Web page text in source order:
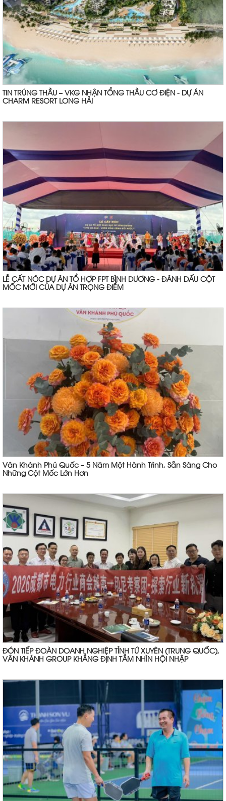
TIN TRÚNG THẦU – VKG NHẬN TỔNG THẦU CƠ ĐIỆN - DỰ ÁN
CHARM RESORT LONG HẢI
LỄ CẤT NÓC DỰ ÁN TỔ HỢP FPT BÌNH DƯƠNG - ĐÁNH DẤU CỘT
MỐC MỚI CỦA DỰ ÁN TRỌNG ĐIỂM
Vân Khánh Phú Quốc – 5 Năm Một Hành Trình, Sẵn Sàng Cho
Những Cột Mốc Lớn Hơn
ĐÓN TIẾP ĐOÀN DOANH NGHIỆP TỈNH TỨ XUYÊN (TRUNG QUỐC),
VÂN KHÁNH GROUP KHẲNG ĐỊNH TẦM NHÌN HỘI NHẬP